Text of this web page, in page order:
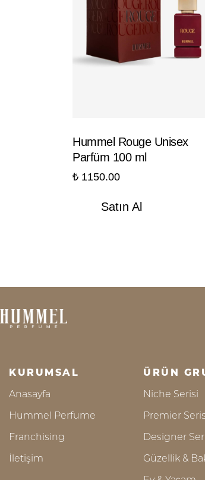
Hummel Rouge Unisex
Parfüm 100 ml
₺ 1150.00
Satın Al
KURUMSAL
Anasayfa
Hummel Perfume
Franchising
İletişim
ÜRÜN
Niche Serisi
Premier
Designer
Güzellik &